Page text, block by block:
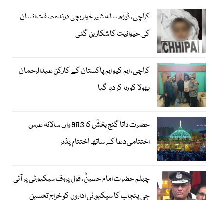
کراچی، ڈیڑھ سالہ شیر خوار بچی درندہ صفت انسان
کی حیوانیت کا شکار بن گئی
کراچی، ایم کیو ایم پاکستان کے کارکن عبدالرحمان
بھولا کو رہا کر دیا گیا
حضرت داتا گنج بخشؒ کا 983 واں سالانہ عرس
اختتامی دعا کے ساتھ اختتام پذیر
چہلم حضرت امام حسینؓ، فول پروف سیکیورٹی پر آئی
جی پنجاب کا سیکیورٹی اداروں کو خراج تحسین